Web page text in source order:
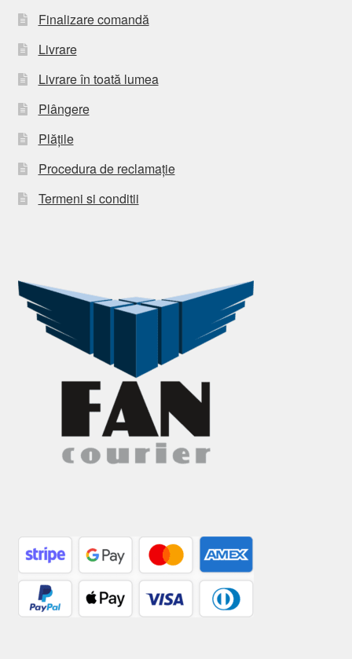
Finalizare comandă
Livrare
Livrare în toată lumea
Plângere
Plățile
Procedura de reclamație
Termeni si conditii